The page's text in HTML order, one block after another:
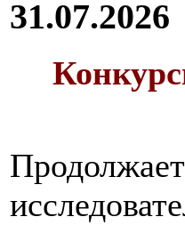
31.07.2026